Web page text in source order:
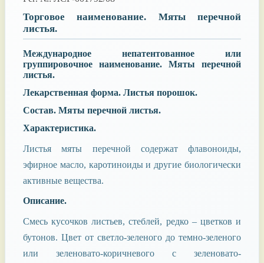
Торговое наименование.
Мяты перечной
листья.
Международное непатентованное или
группировочное наименование.
Мяты перечной
листья.
Лекарственная форма. Листья порошок.
Состав. Мяты перечной листья.
Характеристика.
Листья мяты перечной содержат флавоноиды,
эфирное масло, каротиноиды и другие биологически
активные вещества.
Описание.
Смесь кусочков листьев, стеблей, редко – цветков и
бутонов. Цвет от светло-зеленого до темно-зеленого
или зеленовато-коричневого с зеленовато-